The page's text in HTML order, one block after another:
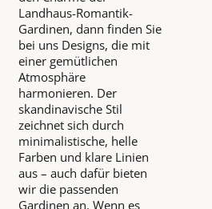
Landhaus-Romantik-
Gardinen, dann finden Sie
bei uns Designs, die mit
einer gemütlichen
Atmosphäre
harmonieren. Der
skandinavische Stil
zeichnet sich durch
minimalistische, helle
Farben und klare Linien
aus – auch dafür bieten
wir die passenden
Gardinen an. Wenn es